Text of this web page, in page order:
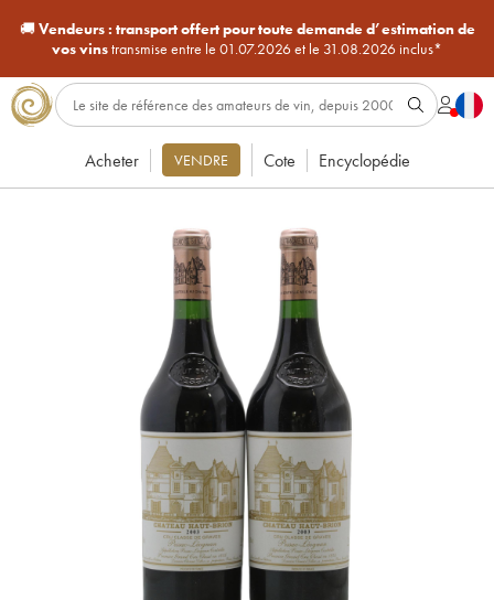
🚚Vendeurs : transport offert pour toute demande d’estimation de
vos vinstransmise entre le 01.07.2026 et le 31.08.2026 inclus*
Acheter VENDRE Cote Encyclopédie